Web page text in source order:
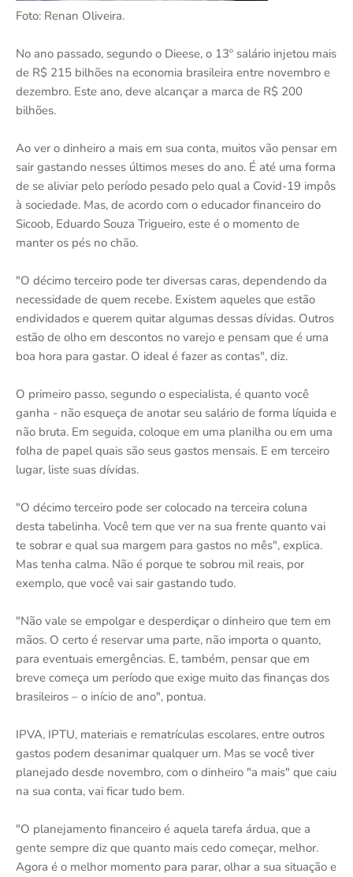
Foto: Renan Oliveira.
No ano passado, segundo o Dieese, o 13º salário injetou mais
de R$ 215 bilhões na economia brasileira entre novembro e
dezembro. Este ano, deve alcançar a marca de R$ 200
bilhões.
Ao ver o dinheiro a mais em sua conta, muitos vão pensar em
sair gastando nesses últimos meses do ano. É até uma forma
de se aliviar pelo período pesado pelo qual a Covid-19 impôs
à sociedade. Mas, de acordo com o educador financeiro do
Sicoob, Eduardo Souza Trigueiro, este é o momento de
manter os pés no chão.
"O décimo terceiro pode ter diversas caras, dependendo da
necessidade de quem recebe. Existem aqueles que estão
endividados e querem quitar algumas dessas dívidas. Outros
estão de olho em descontos no varejo e pensam que é uma
boa hora para gastar. O ideal é fazer as contas", diz.
O primeiro passo, segundo o especialista, é quanto você
ganha - não esqueça de anotar seu salário de forma líquida e
não bruta. Em seguida, coloque em uma planilha ou em uma
folha de papel quais são seus gastos mensais. E em terceiro
lugar, liste suas dívidas.
"O décimo terceiro pode ser colocado na terceira coluna
desta tabelinha. Você tem que ver na sua frente quanto vai
te sobrar e qual sua margem para gastos no mês", explica.
Mas tenha calma. Não é porque te sobrou mil reais, por
exemplo, que você vai sair gastando tudo.
"Não vale se empolgar e desperdiçar o dinheiro que tem em
mãos. O certo é reservar uma parte, não importa o quanto,
para eventuais emergências. E, também, pensar que em
breve começa um período que exige muito das finanças dos
brasileiros – o início de ano", pontua.
IPVA, IPTU, materiais e rematrículas escolares, entre outros
gastos podem desanimar qualquer um. Mas se você tiver
planejado desde novembro, com o dinheiro "a mais" que caiu
na sua conta, vai ficar tudo bem.
"O planejamento financeiro é aquela tarefa árdua, que a
gente sempre diz que quanto mais cedo começar, melhor.
Agora é o melhor momento para parar, olhar a sua situação e